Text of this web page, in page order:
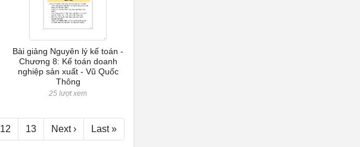
Bài giảng Nguyên lý kế toán -
Chương 8: Kế toán doanh
nghiệp sản xuất - Vũ Quốc
Thông
25 lượt xem
12 13 Next › Last »